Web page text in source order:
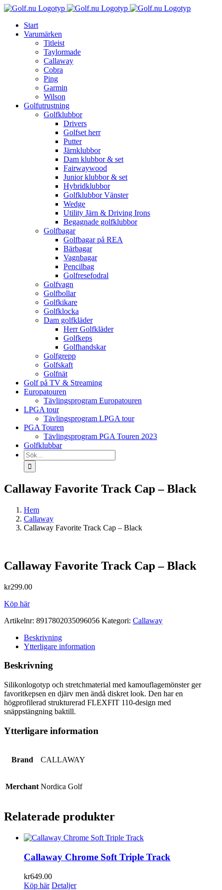
Fortsätt
innehållet
Start
Varumärken
Titleist
Taylormade
Callaway
Cobra
Ping
Garmin
Wilson
Golfutrustning
Golfklubbor
Drivers
Golfset herr
Putter
Järnklubbor
Dam klubbor & set
Fairwaywood
Junior klubbor & set
Hybridklubbor
Golfklubbor Vänster
Wedge
Utility Järn & Driving Irons
Begagnade golfklubbor
Golfbagar
Golfbagar på REA
Bärbagar
Vagnbagar
Pencilbag
Golfresefodral
Golfvagn
Golfbollar
Golfkikare
Golfklocka
Dam golfkläder
Herr Golfkläder
Golfkeps
Golfhandskar
Golfgrepp
Golfskaft
Golfnät
Golf på TV & Streaming
Europatouren
Tävlingsprogram Europatouren
LPGA tour
Tävlingsprogram LPGA tour
PGA Touren
Tävlingsprogram PGA Touren 2023
Golfklubbar
Sök
efter:
Callaway Favorite Track Cap – Black
Hem
Callaway
Callaway Favorite Track Cap – Black
Callaway Favorite Track Cap – Black
kr299.00
Köp här
Artikelnr: 8917802035096056 Kategori: Callaway
Beskrivning
Ytterligare information
Beskrivning
Silikonlogotyp och stretchmaterial med kamouflagemönster ger
favoritkepsen en djärv men ändå diskret look. Den har en
högprofilerad strukturerad FLEXFIT 110-design med
snäppstängning baktill.
Ytterligare information
Brand CALLAWAY
Merchant Nordica Golf
Relaterade produkter
Callaway Chrome Soft Triple Track
kr649.00
Köp här Detaljer